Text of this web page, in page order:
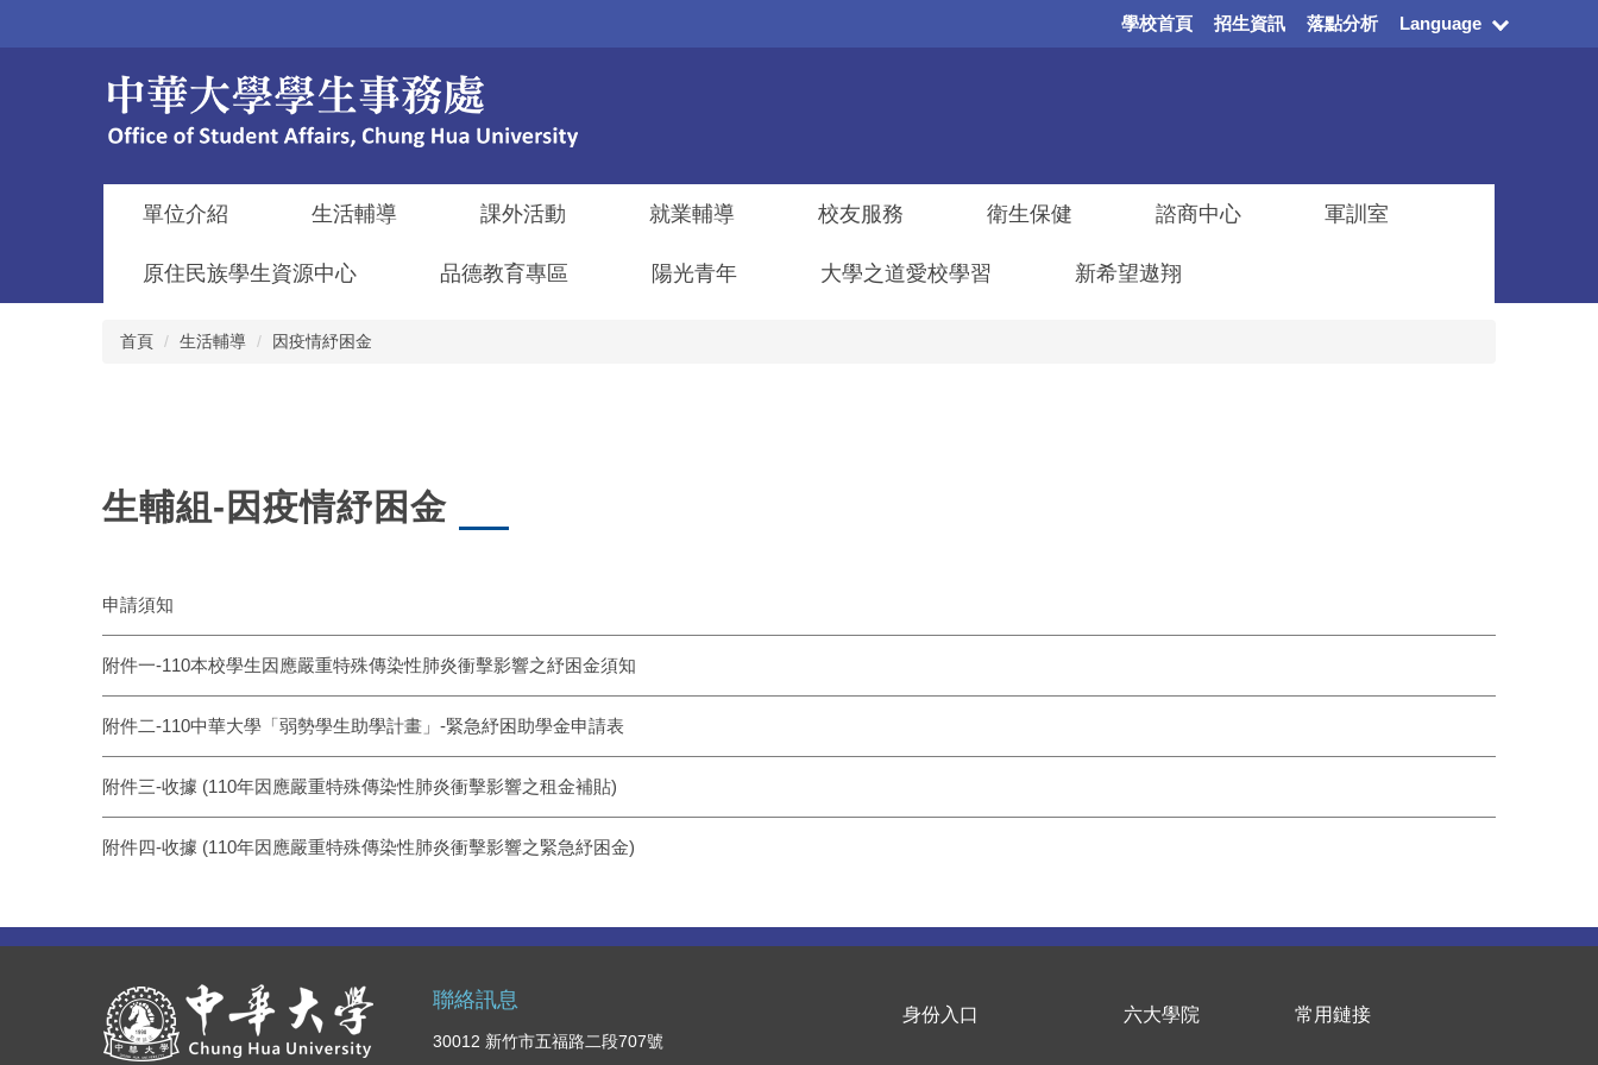
學校首頁 招生資訊 落點分析 Language
單位介紹 生活輔導 課外活動 就業輔導 校友服務 衛生保健 諮商中心 軍訓室
原住民族學生資源中心 品德教育專區 陽光青年 大學之道愛校學習 新希望遨翔
首頁 生活輔導 因疫情紓困金
生輔組-因疫情紓困金
申請須知
附件一-110本校學生因應嚴重特殊傳染性肺炎衝擊影響之紓困金須知
附件二-110中華大學「弱勢學生助學計畫」-緊急紓困助學金申請表
附件三-收據 (110年因應嚴重特殊傳染性肺炎衝擊影響之租金補貼)
附件四-收據 (110年因應嚴重特殊傳染性肺炎衝擊影響之緊急紓困金)
聯絡訊息
30012 新竹市五福路二段707號
身份入口 六大學院 常用鏈接